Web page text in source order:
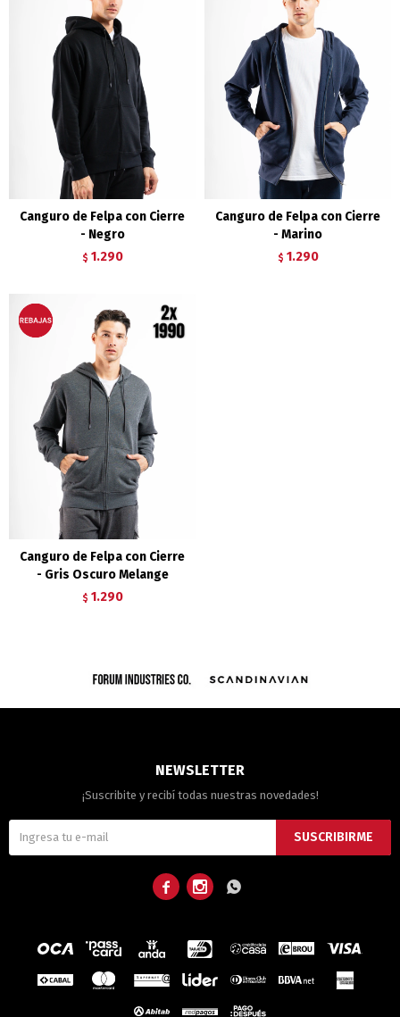
Canguro de Felpa con Cierre
- Negro
$ 1.290
Canguro de Felpa con Cierre
- Marino
$ 1.290
Canguro de Felpa con Cierre
- Gris Oscuro Melange
$ 1.290
NEWSLETTER
¡Suscribite y recibí todas nuestras novedades!
SUSCRIBIRME
  